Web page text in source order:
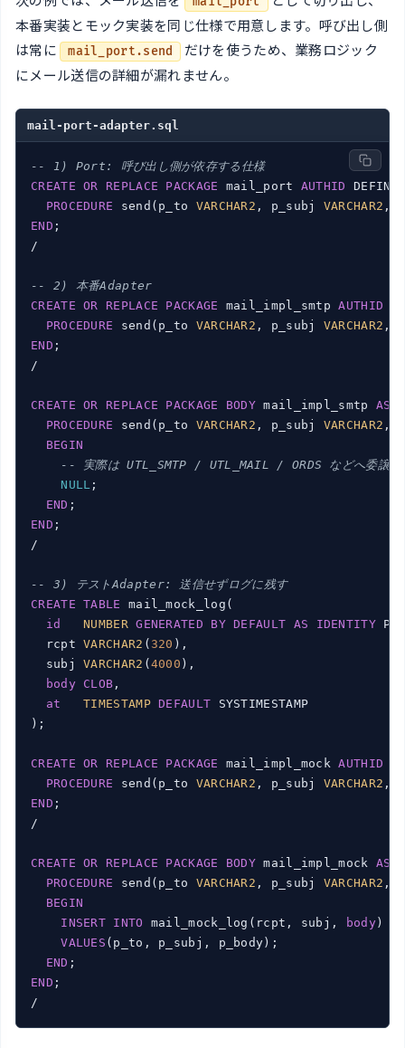
本番実装とモック実装を同じ仕様で用意します。呼び出し側
は常に mail_port.send
だけを使うため、業務ロジック
にメール送信の詳細が漏れません。
mail-port-adapter.sql
-- 1) Port: 呼び出し側が依存する仕様
CREATE
OR REPLACE PACKAGE mail_port AUTHID
PROCEDURE send(p_to VARCHAR2 , p_subj VARCHAR2 ,
END ;
/
-- 2) 本番Adapter
CREATE
OR REPLACE PACKAGE mail_impl_smtp AUTHID
PROCEDURE send(p_to VARCHAR2 , p_subj VARCHAR2 ,
END ;
/
CREATE OR REPLACE PACKAGE BODY mail_impl_smtp AS
PROCEDURE send(p_to VARCHAR2 , p_subj VARCHAR2 ,
BEGIN
-- 実際は UTL_SMTP / UTL_MAIL / ORDS などへ委譲す
NULL ;
END
END ;
/
-- 3) テストAdapter: 送信せずログに残す
CREATE
TABLE
mail_mock_log(
id
NUMBER GENERATED BY DEFAULT AS IDENTITY
  rcpt
VARCHAR2 ( 320 ),
  subj
VARCHAR2 ( 4000 ),
body
CLOB ,
at
TIMESTAMP DEFAULT SYSTIMESTAMP
);
CREATE OR REPLACE PACKAGE mail_impl_mock AUTHID
PROCEDURE send(p_to VARCHAR2 , p_subj VARCHAR2 ,
END ;
/
CREATE OR REPLACE PACKAGE BODY mail_impl_mock AS
PROCEDURE send(p_to VARCHAR2 , p_subj VARCHAR2 ,
BEGIN
INSERT INTO mail_mock_log(rcpt, subj, body )
VALUES (p_to, p_subj, p_body);
END
END ;
/